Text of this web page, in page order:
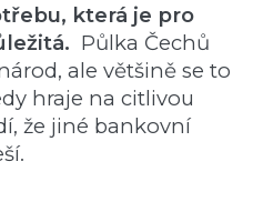
která je pro
Půlka Čechů
ale většině se to
hraje na citlivou
že jiné bankovní